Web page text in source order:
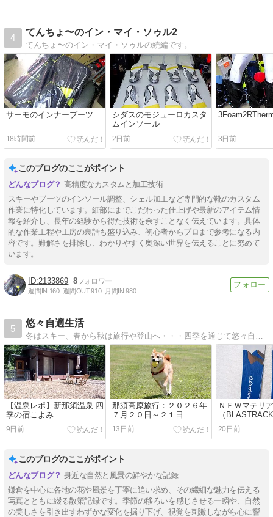
4
てんちょ〜のイン・マイ・ソゥル2
てんちょ〜のイン・マイ・ソゥルの続編です。
サーモのインナーブーツ
18時間前
シダスのモジューロカスタ
ムインソール
2日前
3日前
このブログのここがポイント
高精度なカスタムと加工技術
スキーやブーツのインソール調整、シェル加工など専門的な靴のカスタム
作業に特化しています。細部にまでこだわった仕上げや最新のアイテム情
報を紹介し、長年の経験から得た技術を余すことなく伝えています。具体
的な作業工程や工房の裏話も盛り込み、初心者からプロまで参考になる内
容です。難解さを排除し、わかりやすく奥深い世界を伝えることに努めて
います。
2133869 8
週間IN:160 週間OUT:910 月間IN:980
5
悠々自適生活
【温泉レポ】新那須温泉 四
季の宿こよみ
9日前
那須高原旅行：２０２６年
７月２０日～２１日
13日前
ＮＥＷマテリ
（
L）！！
20日前
このブログのここがポイント
身近な自然と風景の鮮やかな記録
鎌倉を中心に各地の花や風景を丁寧に追い求め、その繊細な魅力を伝える
写真とともに綴る散策記録です。季節の移ろいを感じさせる一瞬や、自然
の美しさを引き出すわずかな変化を掘り下げ、視覚を刺激しながら心に響